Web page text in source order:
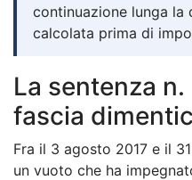
continuazione lunga la
calcolata prima di
La sentenza
fascia
Fra il 3 agosto 2017 e il
un vuoto che ha